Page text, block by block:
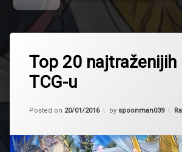
Top 20 najtraženijih
TCG-u
Posted on 20/01/2016
23/01/2016
by spoonman039
Apex
Avian
Archfiend
Black
Clear
Wing